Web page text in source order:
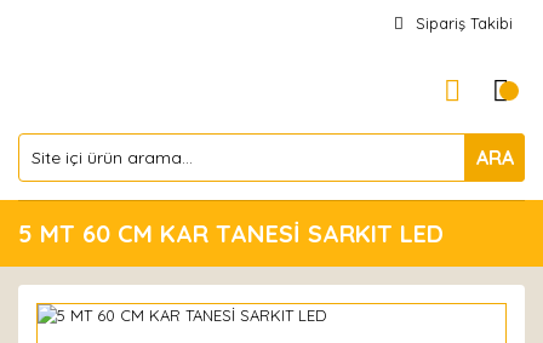
Sipariş Takibi
ARA
5 MT 60 CM KAR TANESİ SARKIT LED